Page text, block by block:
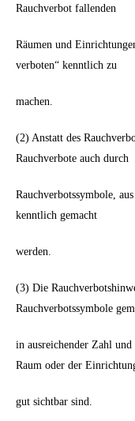
Rauchverbot fallenden
Räumen und
verboten“ kenntlich zu
machen.
(2) Anstatt des
Rauchverbote auch durch
Rauchverbotssymbole,
kenntlich gemacht
werden.
(3) Die
Rauchverbotssymbole
in ausreichender Zahl
Raum oder der
gut sichtbar sind.